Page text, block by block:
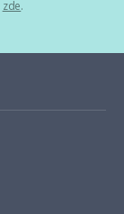
zde.